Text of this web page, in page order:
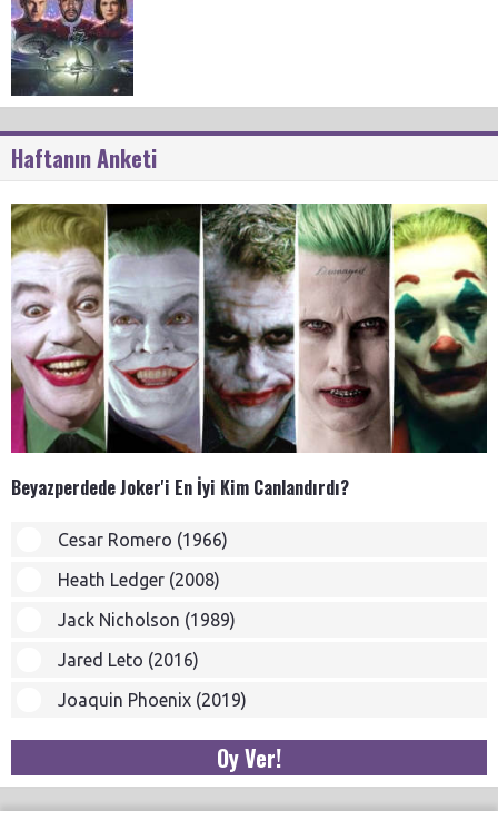
Haftanın Anketi
Beyazperdede Joker'i En İyi Kim Canlandırdı?
Cesar Romero (1966)
Heath Ledger (2008)
Jack Nicholson (1989)
Jared Leto (2016)
Joaquin Phoenix (2019)
Oy Ver!